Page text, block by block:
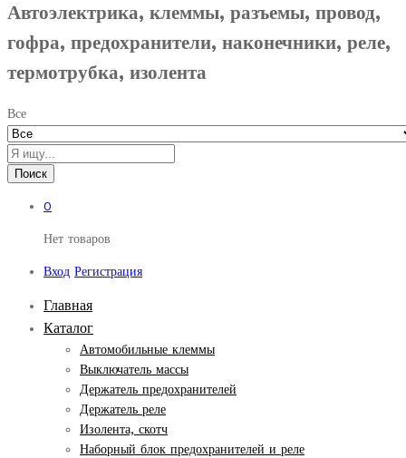
Автоэлектрика, клеммы, разъемы, провод,
гофра, предохранители, наконечники, реле,
термотрубка, изолента
Все
Поиск
0
Нет товаров
Вход Регистрация
Главная
Каталог
Автомобильные клеммы
Выключатель массы
Держатель предохранителей
Держатель реле
Изолента, скотч
Наборный блок предохранителей и реле